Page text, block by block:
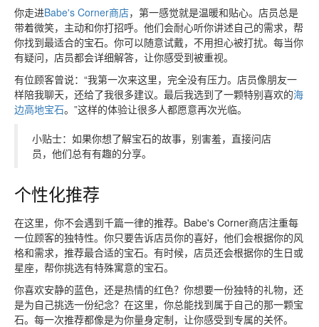
你走进Babe's Corner商店，第一感觉就是温暖和贴心。店员总是
带着微笑，主动和你打招呼。他们会耐心听你讲述自己的需求，帮
你找到最适合的宝石。你可以随意试戴，不用担心被打扰。每当你
有疑问，店员都会详细解答，让你感受到被重视。
有位顾客曾说：“我第一次来这里，完全没有压力。店员像朋友一
样陪我聊天，还给了我很多建议。最后我选到了一颗特别喜欢的海
边高地宝石。”这样的体验让很多人都愿意再次光临。
小贴士：如果你想了解宝石的故事，别害羞，直接问店
员，他们总有有趣的分享。
个性化推荐
在这里，你不会遇到千篇一律的推荐。Babe's Corner商店注重每
一位顾客的独特性。你只要告诉店员你的喜好，他们会根据你的风
格和需求，推荐最合适的宝石。有时候，店员还会根据你的生日或
星座，帮你挑选有特殊寓意的宝石。
你喜欢安静的蓝色，还是热情的红色？你想要一份独特的礼物，还
是为自己挑选一份纪念？在这里，你总能找到属于自己的那一颗宝
石。每一次推荐都像是为你量身定制，让你感受到专属的关怀。